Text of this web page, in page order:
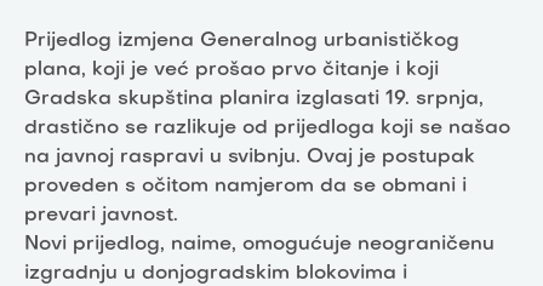
Prijedlog izmjena Generalnog urbanističkog
plana, koji je već prošao prvo čitanje i koji
Gradska skupština planira izglasati 19. srpnja,
drastično se razlikuje od prijedloga koji se našao
na javnoj raspravi u svibnju. Ovaj je postupak
proveden s očitom namjerom da se obmani i
prevari javnost.
Novi prijedlog, naime, omogućuje neograničenu
izgradnju u donjogradskim blokovima i